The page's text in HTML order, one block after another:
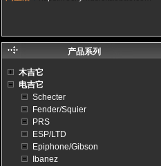
产品系列
木吉它
电吉它
Schecter
Fender/Squier
PRS
ESP/LTD
Epiphone/Gibson
Ibanez